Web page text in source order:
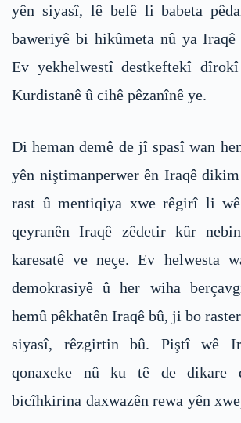
yên siyasî, lê belê li babeta
baweriyê bi hikûmeta nû ya Iraqê
Ev yekhelwestî destkeftekî
Kurdistanê û cihê pêzanînê ye.
Di heman demê de jî spasî wan
yên niştimanperwer ên Iraqê
rast û mentiqiya xwe rêgirî li
qeyranên Iraqê zêdetir kûr
karesatê ve neçe. Ev helwesta
demokrasiyê û her wiha
hemû pêkhatên Iraqê bû, ji bo
siyasî, rêzgirtin bû. Piştî wê
qonaxeke nû ku tê de dikare
bicîhkirina daxwazên rewa yên